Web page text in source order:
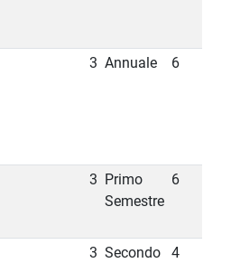
3 Annuale 6
3 Primo
Semestre
6
3 Secondo
4